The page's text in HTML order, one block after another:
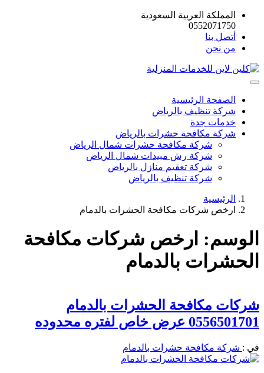
المملكة العربية السعودية
0552071750
أتصل بنا
من نحن
الصفحة الرئيسية
شركة تنظيف بالرياض
خدمات جدة
شركة مكافحة حشرات بالرياض
شركة مكافحة حشرات شمال الرياض
شركة رش مبيدات شمال الرياض
شركة تعقيم منازل بالرياض
شركة تنظيف بالرياض
الرئيسية
ارخص شركات مكافحة الحشرات بالدمام
الوسم: ارخص شركات مكافحة
الحشرات بالدمام
شركات مكافحة الحشرات بالدمام
0556501701 عرض خاص لفتره محدوده
في : شركة مكافحة حشرات بالدمام